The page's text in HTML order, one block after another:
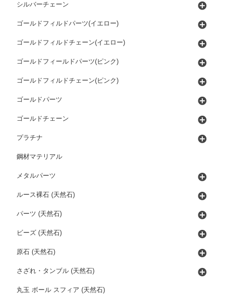
シルバーチェーン
ゴールドフィルドパーツ(イエロー)
ゴールドフィルドチェーン(イエロー)
ゴールドフィールドパーツ(ピンク)
ゴールドフィルドチェーン(ピンク)
ゴールドパーツ
ゴールドチェーン
プラチナ
鋼材マテリアル
メタルパーツ
ルース裸石 (天然石)
パーツ (天然石)
ビーズ (天然石)
原石 (天然石)
さざれ・タンブル (天然石)
丸玉 ボール スフィア (天然石)